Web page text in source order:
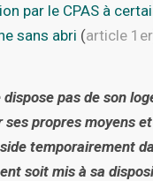
par le CPAS à
sans abri (article 1er
pas de son
propres moyens
temporairement
soit mis à sa